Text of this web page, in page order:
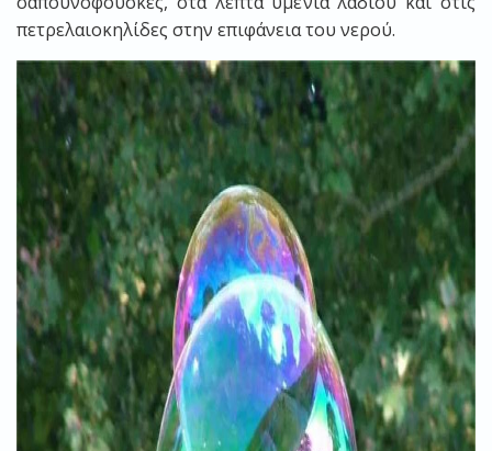
πετρελαιοκηλίδες στην επιφάνεια του νερού.